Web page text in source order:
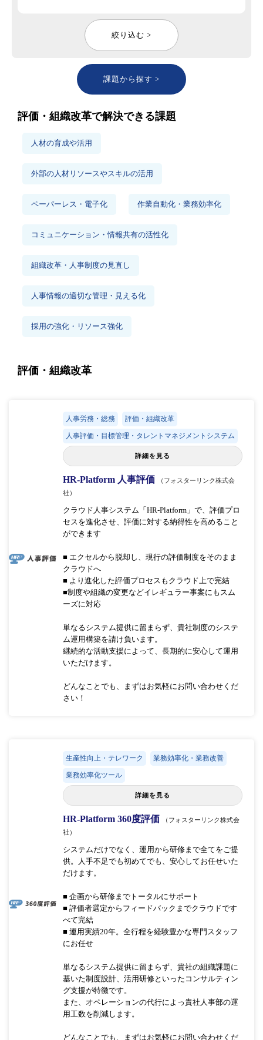
絞り込む >
課題から探す >
評価・組織改革で解決できる課題
人材の育成や活用
外部の人材リソースやスキルの活用
ペーパーレス・電子化 作業自動化・業務効率化
コミュニケーション・情報共有の活性化
組織改革・人事制度の見直し
人事情報の適切な管理・見える化
採用の強化・リソース強化
評価・組織改革
人事労務・総務 評価・組織改革
人事評価・目標管理・タレントマネジメントシステム
詳細を見る
HR-Platform 人事評価
（フォスターリンク株式会
社）
クラウド人事システム「HR-Platform」で、評価プロ
セスを進化させ、評価に対する納得性を高めること
ができます
■ エクセルから脱却し、現行の評価制度をそのまま
クラウドへ
■ より進化した評価プロセスもクラウド上で完結
■制度や組織の変更などイレギュラー事案にもスム
ーズに対応
単なるシステム提供に留まらず、貴社制度のシステ
ム運用構築を請け負います。
継続的な活動支援によって、長期的に安心して運用
いただけます。
どんなことでも、まずはお気軽にお問い合わせくだ
さい！
生産性向上・テレワーク 業務効率化・業務改善
業務効率化ツール
詳細を見る
HR-Platform 360度評価
（フォスターリンク株式会
社）
システムだけでなく、運用から研修まで全てをご提
供。人手不足でも初めてでも、安心してお任せいた
だけます。
■ 企画から研修までトータルにサポート
■ 評価者選定からフィードバックまでクラウドです
べて完結
■ 運用実績20年。全行程を経験豊かな専門スタッフ
にお任せ
単なるシステム提供に留まらず、貴社の組織課題に
基いた制度設計、活用研修といったコンサルティン
グ支援が特徴です。
また、オペレーションの代行によっ貴社人事部の運
用工数を削減します。
どんなことでも、まずはお気軽にお問い合わせくだ